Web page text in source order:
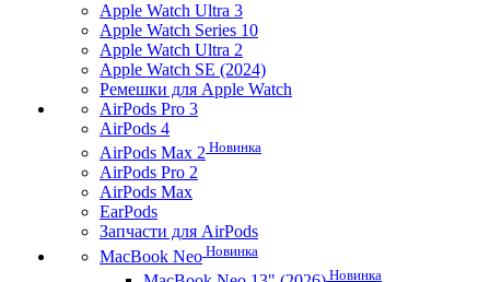
Apple Watch Ultra 3
Apple Watch Series 10
Apple Watch Ultra 2
Apple Watch SE (2024)
Ремешки для Apple Watch
AirPods Pro 3
AirPods 4
AirPods Max 2 Новинка
AirPods Pro 2
AirPods Max
EarPods
Запчасти для AirPods
MacBook Neo Новинка
Новинка